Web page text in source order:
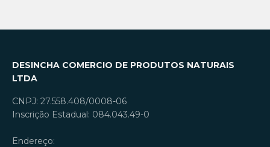
DESINCHA COMERCIO DE PRODUTOS NATURAIS
LTDA
CNPJ: 27.558.408/0008-06
Inscrição Estadual: 084.043.49-0
Endereço: